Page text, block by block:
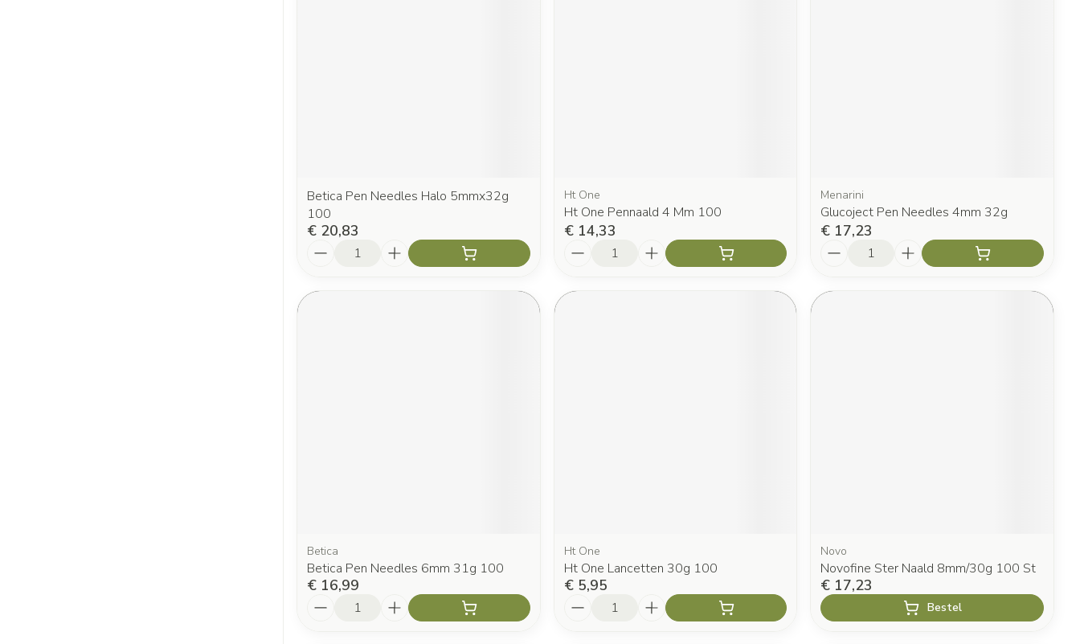
Betica Pen Needles Halo 5mmx32g
100
€ 20,83
Ht One
Ht One Pennaald 4 Mm 100
€ 14,33
Menarini
Glucoject Pen Needles 4mm 32g
€ 17,23
Betica
Betica Pen Needles 6mm 31g 100
€ 16,99
Ht One
Ht One Lancetten 30g 100
€ 5,95
Novo
Novofine Ster Naald 8mm/30g 100 St
€ 17,23
Bestel